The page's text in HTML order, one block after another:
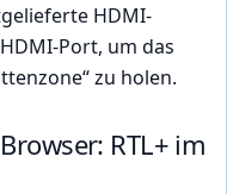
HDMI-
Port, um das
zu holen.
RTL+ im